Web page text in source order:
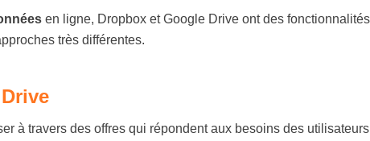
en ligne, Dropbox et Google Drive ont des
très différentes.
à travers des offres qui répondent aux besoins des